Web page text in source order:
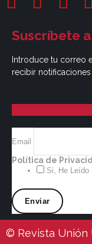
Suscríbete
Introduce tu correo
recibir notificaciones
Email
Política de
Si, He Leído
© Revista Unión